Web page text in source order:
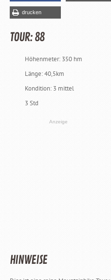
drucken
TOUR: 88
Höhenmeter: 350 hm
Länge: 40,5km
Kondition: 3 mittel
3 Std
Anzeige
HINWEISE